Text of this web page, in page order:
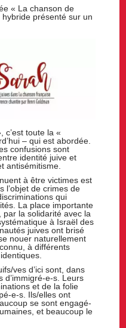
« La chanson de
hybride présenté sur un
c’est toute la «
– qui est abordée.
confusions sont
identité juive et
antisémitisme.
à être victimes est
l’objet de crimes de
qui
La place importante
par la solidarité avec la
à Israël des
juives ont brisé
nouer naturellement
à différents
ves d’ici sont, dans
d’immigré-e-s. Leurs
et de la folie
e-s. Ils/elles ont
se sont engagé-
et beaucoup le